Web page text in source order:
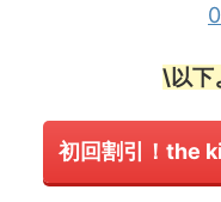
\以下
初回割引！the